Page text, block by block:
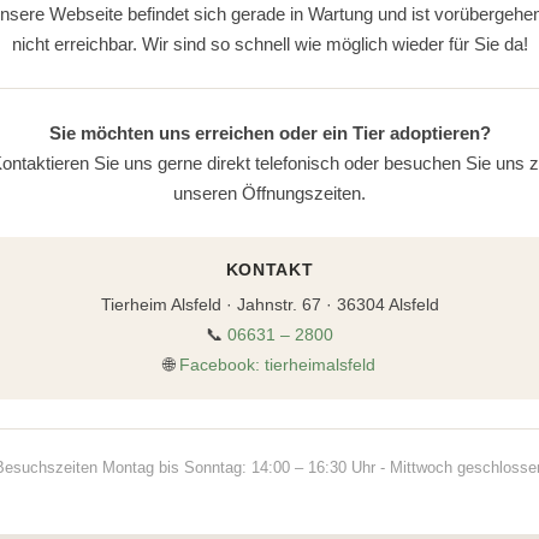
Webseite befindet sich gerade in Wartung und ist
nicht erreichbar. Wir sind so schnell wie möglich wieder für Sie da!
Sie möchten uns erreichen oder ein Tier adoptieren?
Sie uns gerne direkt telefonisch oder besuchen Sie uns
unseren Öffnungszeiten.
KONTAKT
Tierheim Alsfeld · Jahnstr. 67 · 36304 Alsfeld
📞 06631 – 2800
🌐 Facebook: tierheimalsfeld
Montag bis Sonntag: 14:00 – 16:30 Uhr - Mittwoch